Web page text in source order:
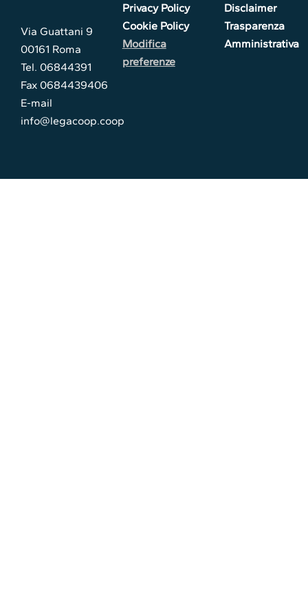
Via Guattani 9
00161 Roma
Tel. 06844391
Fax 0684439406
E-mail
info@legacoop.coop
Privacy Policy
Cookie Policy
Modifica
preferenze
Disclaimer
Trasparenza
Amministrativa